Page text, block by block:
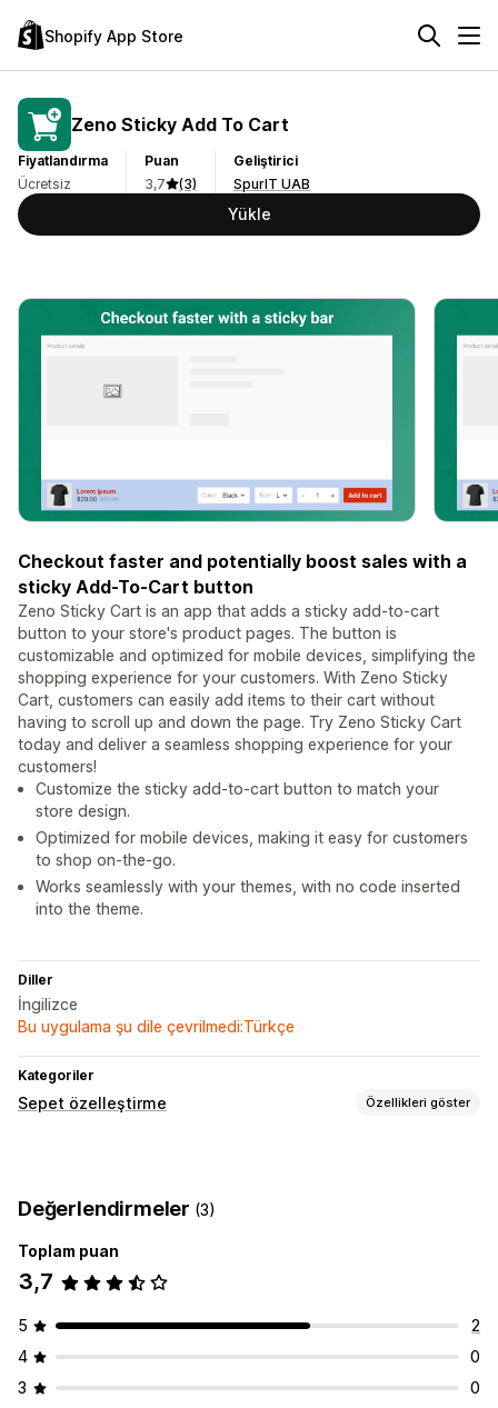
Shopify App Store
Zeno Sticky Add To Cart
Fiyatlandırma
Ücretsiz
Puan
3,7
(3)
Geliştirici
SpurIT UAB
Yükle
Checkout faster and potentially boost sales with a
sticky Add-To-Cart button
Zeno Sticky Cart is an app that adds a sticky add-to-cart
button to your store's product pages. The button is
customizable and optimized for mobile devices, simplifying the
shopping experience for your customers. With Zeno Sticky
Cart, customers can easily add items to their cart without
having to scroll up and down the page. Try Zeno Sticky Cart
today and deliver a seamless shopping experience for your
customers!
Customize the sticky add-to-cart button to match your
store design.
Optimized for mobile devices, making it easy for customers
to shop on-the-go.
Works seamlessly with your themes, with no code inserted
into the theme.
Diller
İngilizce
Bu uygulama şu dile çevrilmedi:Türkçe
Kategoriler
Sepet özelleştirme Özellikleri göster
Değerlendirmeler (3)
Toplam puan
3,7
5
2
4
0
3
0